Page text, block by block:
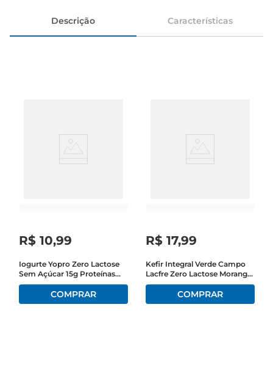
Descrição Características
R$ 10,99
Iogurte Yopro Zero Lactose
Sem Açúcar 15g Proteínas
Coco Cremoso Pote 160g
R$ 17,99
Kefir Integral Verde Campo
Lacfre Zero Lactose Morango
Garrafa 500g